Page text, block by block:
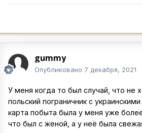
gummy
Опубликовано 7 декабря, 2021
У меня когда то был случай, что не
польский пограничник с
карта побыта была у меня уже
что был с женой, а у неё была